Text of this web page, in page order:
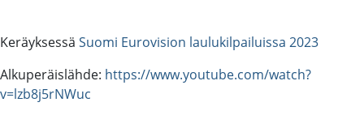
Keräyksessä Suomi Eurovision laulukilpailuissa 2023
Alkuperäislähde: https://www.youtube.com/watch?
v=lzb8j5rNWuc